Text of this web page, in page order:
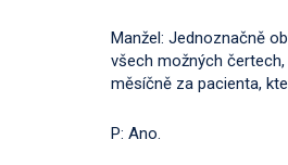
Manžel: Jednoznačně
všech možných
měsíčně za pacienta,
P: Ano.